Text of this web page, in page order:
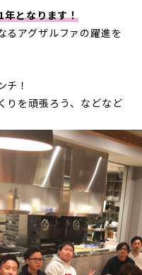
年となります！
るアグザルファの躍進を
チ！
りを頑張ろう、などなど